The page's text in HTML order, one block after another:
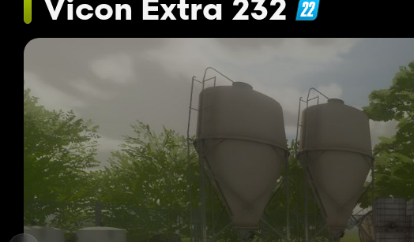
Vicon Extra 232